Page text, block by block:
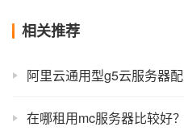
相关推荐
阿里云通用型g5云服务器
在哪租用mc服务器比较好